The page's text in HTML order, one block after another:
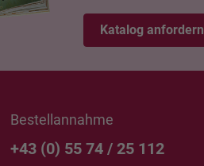
Katalog anfordern
Bestellannahme
+43 (0) 55 74 / 25 112